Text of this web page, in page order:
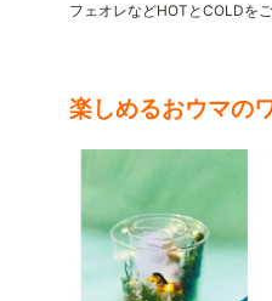
フェオレなどHOTとCOLDをご
楽しめるおウマの